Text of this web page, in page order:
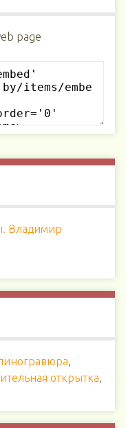
page
Владимир
,
открытка,